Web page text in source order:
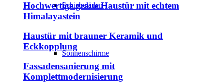
Schiebeläden
Sonnenschirme
Hochwertige graue Haustür mit echtem
Himalayastein
Haustür mit brauner Keramik und
Eckkopplung
Fassadensanierung mit
Komplettmodernisierung